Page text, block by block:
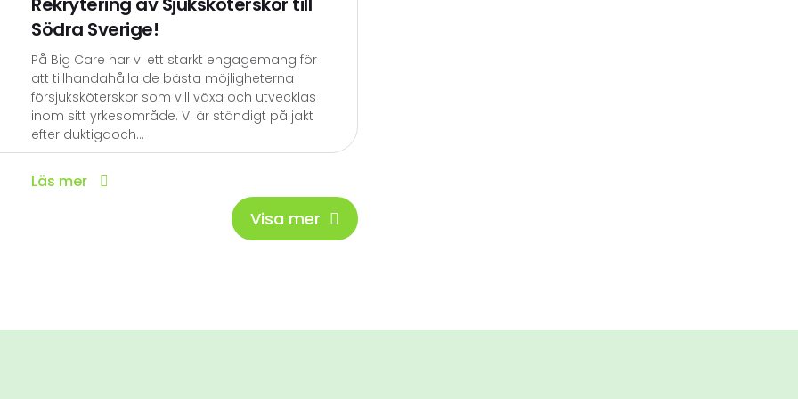
Södra Sverige!
På Big Care har vi ett starkt engagemang för
att tillhandahålla de bästa möjligheterna
försjuksköterskor som vill växa och utvecklas
inom sitt yrkesområde. Vi är ständigt på jakt
efter duktigaoch...
Läs mer
Visa mer